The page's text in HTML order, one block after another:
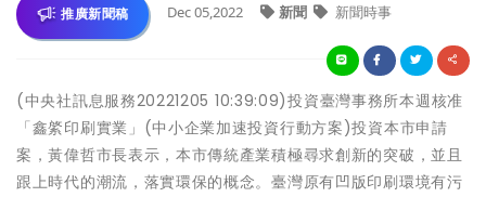
推廣新聞稿 Dec 05,2022 新聞 新聞時事
(中央社訊息服務20221205 10:39:09)投資臺灣事務所本週核准
「鑫綮印刷實業」(中小企業加速投資行動方案)投資本市申請
案，黃偉哲市長表示，本市傳統產業積極尋求創新的突破，並且
跟上時代的潮流，落實環保的概念。臺灣原有凹版印刷環境有污